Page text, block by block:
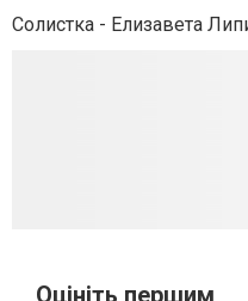
Солистка - Елизавета
Оцініть першим